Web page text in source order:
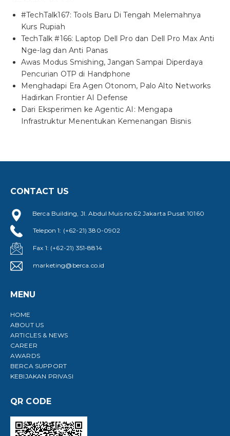
#TechTalk167: Tools Baru Di Tengah Melemahnya
Kurs Rupiah
TechTalk #166: Laptop Dell Pro dan Dell Pro Max Anti
Nge-lag dan Anti Panas
Awas Modus Smishing, Jangan Sampai Diperdaya
Pencurian OTP di Handphone
Menghadapi Era Agen Otonom, Palo Alto Networks
Hadirkan Frontier AI Defense
Dari Eksperimen ke Agentic AI: Mengapa
Infrastruktur Menentukan Kemenangan Bisnis
CONTACT US
Berca Building, Jl. Abdul Muis no.62 Jakarta Pusat 10160
Telepon 1: (+62-21) 380-0902
Fax 1: (+62-21) 351-8814
marketing@berca.co.id
MENU
HOME
ABOUT US
ARTICLES & NEWS
CAREER
AWARDS
BERCA SUPPORT
KEBIJAKAN PRIVASI
QR CODE